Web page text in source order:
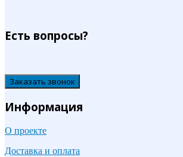
Есть вопросы?
Заказать звонок
Информация
О проекте
Доставка и оплата